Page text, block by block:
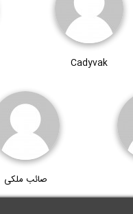
Cadyvak
صائب ملکی